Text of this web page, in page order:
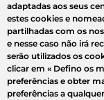
adaptadas aos seus
estes cookies e
partilhadas com os
e nesse caso não irá
serão utilizados os
clicar em « Defino os
preferências e obter
preferências a